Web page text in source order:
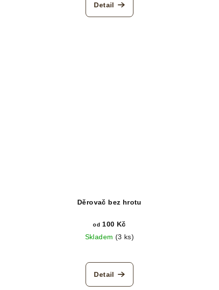
Detail
Děrovač bez hrotu
od 100 Kč
Skladem (3 ks)
Detail